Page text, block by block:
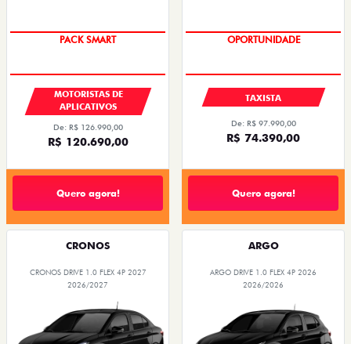
PACK SMART
MOTORISTAS DE
APLICATIVOS
De: R$ 126.990,00
R$ 120.690,00
Quero agora!
OPORTUNIDADE
TAXISTA
De: R$ 97.990,00
R$ 74.390,00
Quero agora!
CRONOS
CRONOS DRIVE 1.0 FLEX 4P 2027
2026/2027
ARGO
ARGO DRIVE 1.0 FLEX 4P 2026
2026/2026